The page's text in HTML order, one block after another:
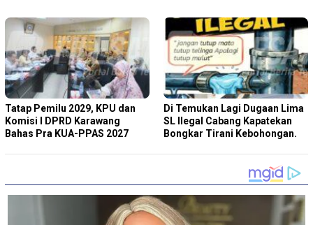
Tatap Pemilu 2029, KPU dan
Komisi I DPRD Karawang
Bahas Pra KUA-PPAS 2027
Di Temukan Lagi Dugaan Lima
SL Ilegal Cabang Kapatekan
Bongkar Tirani Kebohongan.